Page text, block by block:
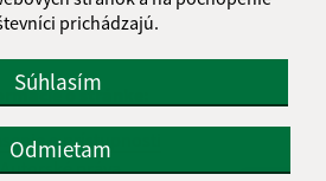
prichádzajú.
Súhlasím
Odmietam
o stránke:
o prístupnosti
Autorské práva